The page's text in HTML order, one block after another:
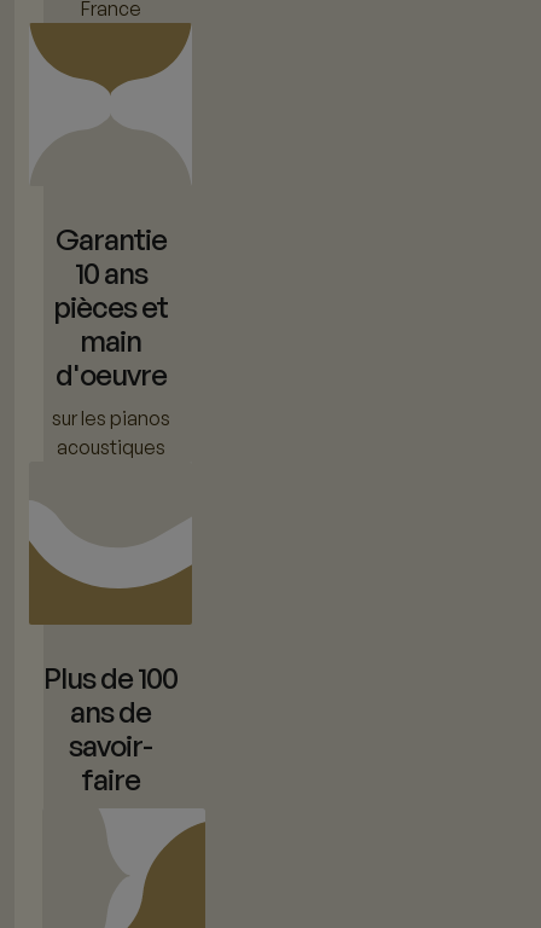
France
Garantie
10 ans
pièces et
main
d'oeuvre
sur les pianos
acoustiques
Plus de 100
ans de
savoir-
faire